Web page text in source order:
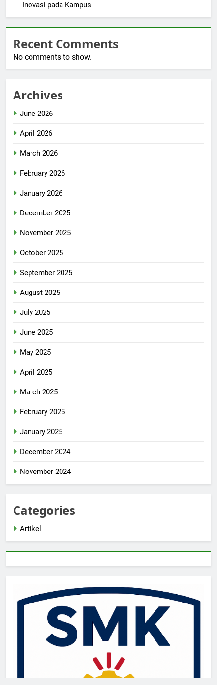
Inovasi pada Kampus
Recent Comments
No comments to show.
Archives
June 2026
April 2026
March 2026
February 2026
January 2026
December 2025
November 2025
October 2025
September 2025
August 2025
July 2025
June 2025
May 2025
April 2025
March 2025
February 2025
January 2025
December 2024
November 2024
Categories
Artikel